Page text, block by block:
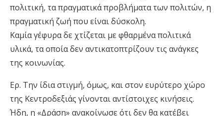
πολιτική, τα πραγματικά προβλήματα των πολιτών, η
πραγματική ζωή που είναι δύσκολη.
Καμία γέφυρα δε χτίζεται με φθαρμένα πολιτικά
υλικά, τα οποία δεν αντικατοπτρίζουν τις ανάγκες
της κοινωνίας.
Ερ. Την ίδια στιγμή, όμως, και στον ευρύτερο χώρο
της Κεντροδεξιάς γίνονται αντίστοιχες κινήσεις.
Ήδη, η «Δράση» ανακοίνωσε ότι δεν θα κατέβει